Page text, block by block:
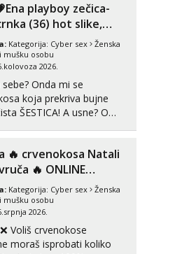
min
- Kod: #136
min
me kada se oslobodi
- Kod: #69
min
- Kod: #53
playboy zečica-
(36) hot slike,
Kategorija: Cyber sex
Ženska
mušku osobu
2026.
Onda mi se
koja prekriva bujne
ŠESTICA! A usne? O
za ONLOINE zabavu...
‎️‍🔥 crvenokosa Natali
️‍🔥 ONLINE
Kategorija: Cyber sex
Ženska
mušku osobu
2026.
moraš isprobati koliko